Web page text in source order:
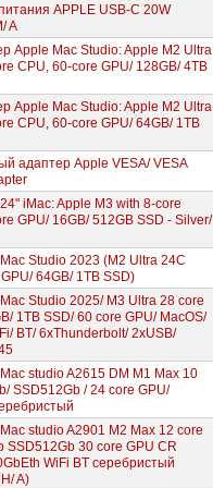
APPLE USB-C 20W
A
Apple Mac Studio: Apple M2 Ultra
CPU, 60-core GPU/ 128GB/ 4TB
Apple Mac Studio: Apple M2 Ultra
CPU, 60-core GPU/ 64GB/ 1TB
адаптер Apple VESA/ VESA
iMac: Apple M3 with 8-core
GPU/ 16GB/ 512GB SSD - Silver/
Studio 2023 (M2 Ultra 24C
64GB/ 1TB SSD)
Studio 2025/ M3 Ultra 28 core
1TB SSD/ 60 core GPU/ MacOS/
BT/ 6xThunderbolt/ 2xUSB/
studio A2615 DM M1 Max 10
SSD512Gb / 24 core GPU/
studio A2901 M2 Max 12 core
SSD512Gb 30 core GPU CR
WiFi BT серебристый
A)